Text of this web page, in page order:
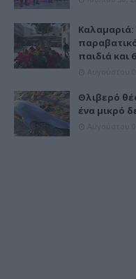
Καλαμαριά:
παιδιά και
Θλιβερό
ένα μικρό